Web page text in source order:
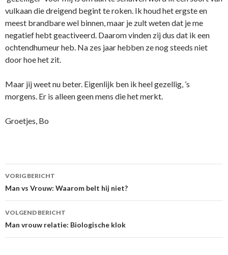
vulkaan die dreigend begint te roken. Ik houd het ergste en
meest brandbare wel binnen, maar je zult weten dat je me
negatief hebt geactiveerd. Daarom vinden zij dus dat ik een
ochtendhumeur heb. Na zes jaar hebben ze nog steeds niet
door hoe het zit.
Maar jij weet nu beter. Eigenlijk ben ik heel gezellig, ’s
morgens. Er is alleen geen mens die het merkt.
Groetjes, Bo
Berichtnavigatie
VORIG BERICHT
Man vs Vrouw: Waarom belt hij niet?
VOLGEND BERICHT
Man vrouw relatie: Biologische klok